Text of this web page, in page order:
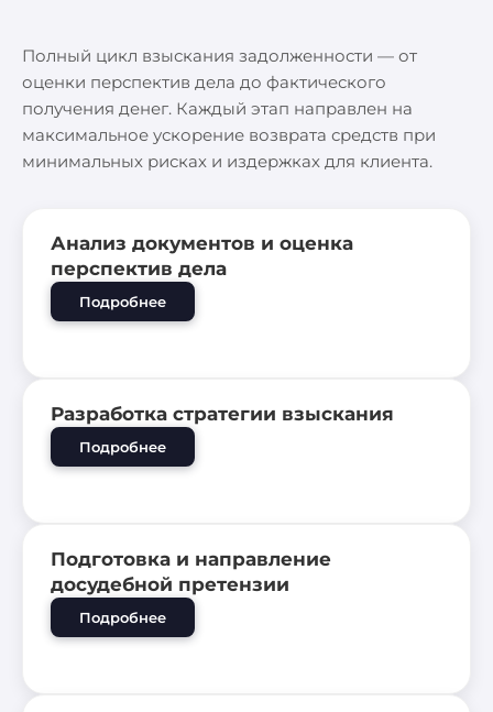
Полный цикл взыскания задолженности — от
оценки перспектив дела до фактического
получения денег. Каждый этап направлен на
максимальное ускорение возврата средств при
минимальных рисках и издержках для клиента.
Анализ документов и оценка
перспектив дела
Подробнее
Разработка стратегии взыскания
Подробнее
Подготовка и направление
досудебной претензии
Подробнее